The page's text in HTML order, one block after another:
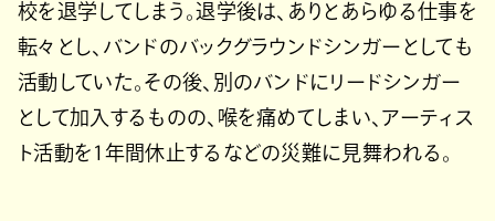
校を退学してしまう。退学後は、ありとあらゆる仕事を
転々とし、バンドのバックグラウンドシンガーとしても
活動していた。その後、別のバンドにリードシンガー
として加入するものの、喉を痛めてしまい、アーティス
ト活動を1年間休止するなどの災難に見舞われる。